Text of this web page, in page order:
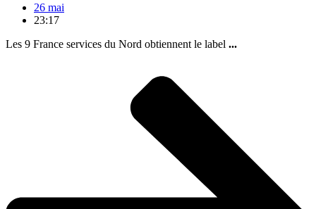
26 mai
23:17
Les 9 France services du Nord obtiennent le label ...